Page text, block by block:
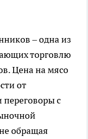
– одна из
торговлю
Цена на мясо
от
переговоры с
обращая